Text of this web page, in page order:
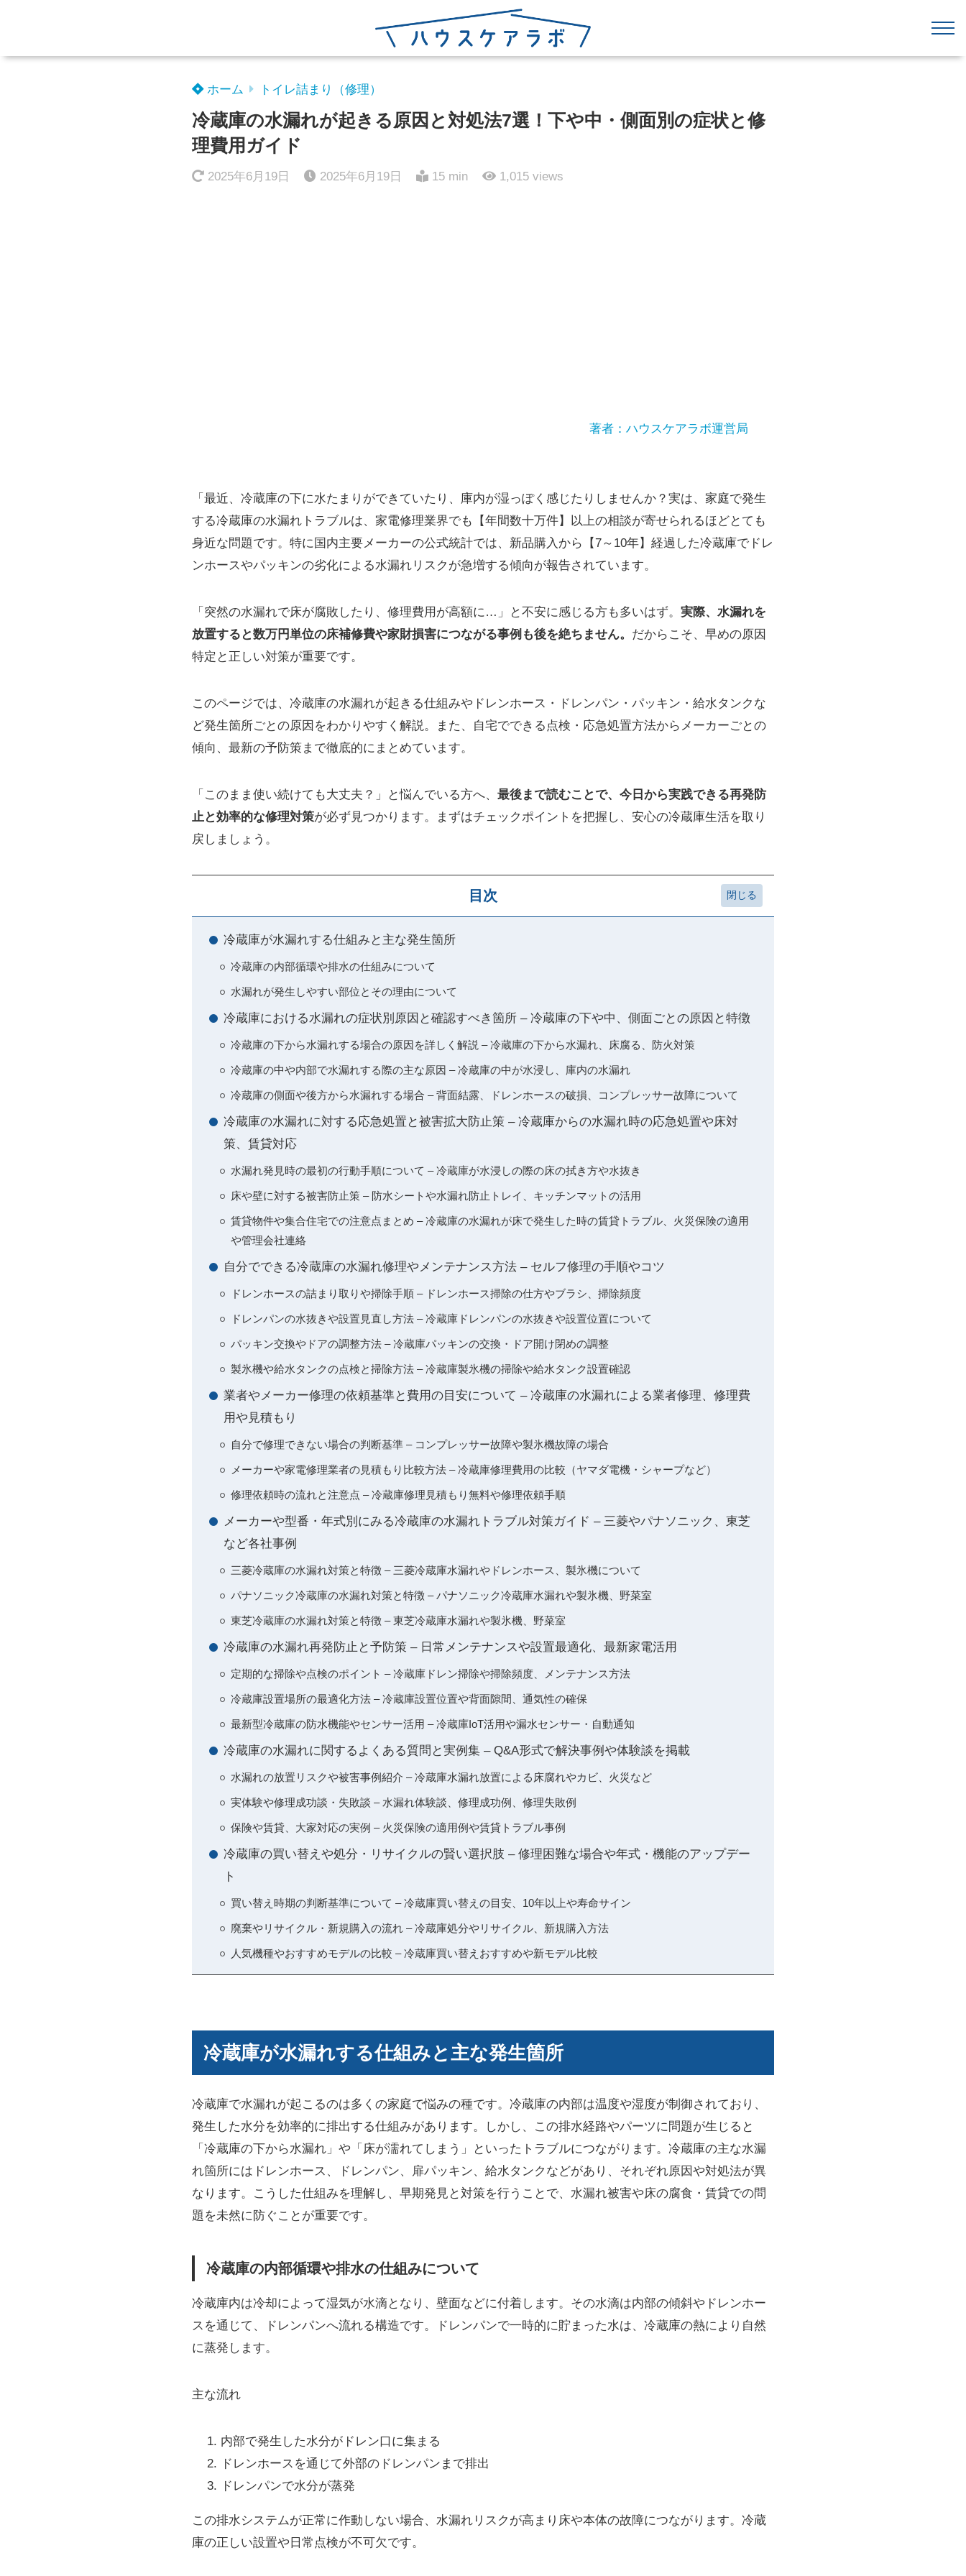
ホーム トイレ詰まり（修理）
冷蔵庫の水漏れが起きる原因と対処法7選！下や中・側面別の症状と修
理費用ガイド
2025年6月19日 2025年6月19日 15 min 1,015 views
著者：ハウスケアラボ運営局
「最近、冷蔵庫の下に水たまりができていたり、庫内が湿っぽく感じたりしませんか？実は、家庭で発生
する冷蔵庫の水漏れトラブルは、家電修理業界でも【年間数十万件】以上の相談が寄せられるほどとても
身近な問題です。特に国内主要メーカーの公式統計では、新品購入から【7～10年】経過した冷蔵庫でドレ
ンホースやパッキンの劣化による水漏れリスクが急増する傾向が報告されています。
「突然の水漏れで床が腐敗したり、修理費用が高額に…」と不安に感じる方も多いはず。 実際、水漏れを
放置すると数万円単位の床補修費や家財損害につながる事例も後を絶ちません。 だからこそ、早めの原因
特定と正しい対策が重要です。
このページでは、冷蔵庫の水漏れが起きる仕組みやドレンホース・ドレンパン・パッキン・給水タンクな
ど発生箇所ごとの原因をわかりやすく解説。また、自宅でできる点検・応急処置方法からメーカーごとの
傾向、最新の予防策まで徹底的にまとめています。
「このまま使い続けても大丈夫？」と悩んでいる方へ、 最後まで読むことで、今日から実践できる再発防
止と効率的な修理対策が必ず見つかります。まずはチェックポイントを把握し、安心の冷蔵庫生活を取り
戻しましょう。
目次
冷蔵庫が水漏れする仕組みと主な発生箇所
冷蔵庫の内部循環や排水の仕組みについて
水漏れが発生しやすい部位とその理由について
冷蔵庫における水漏れの症状別原因と確認すべき箇所 – 冷蔵庫の下や中、側面ごとの原因と特徴
冷蔵庫の下から水漏れする場合の原因を詳しく解説 – 冷蔵庫の下から水漏れ、床腐る、防火対策
冷蔵庫の中や内部で水漏れする際の主な原因 – 冷蔵庫の中が水浸し、庫内の水漏れ
冷蔵庫の側面や後方から水漏れする場合 – 背面結露、ドレンホースの破損、コンプレッサー故障について
冷蔵庫の水漏れに対する応急処置と被害拡大防止策 – 冷蔵庫からの水漏れ時の応急処置や床対
策、賃貸対応
水漏れ発見時の最初の行動手順について – 冷蔵庫が水浸しの際の床の拭き方や水抜き
床や壁に対する被害防止策 – 防水シートや水漏れ防止トレイ、キッチンマットの活用
賃貸物件や集合住宅での注意点まとめ – 冷蔵庫の水漏れが床で発生した時の賃貸トラブル、火災保険の適用
や管理会社連絡
自分でできる冷蔵庫の水漏れ修理やメンテナンス方法 – セルフ修理の手順やコツ
ドレンホースの詰まり取りや掃除手順 – ドレンホース掃除の仕方やブラシ、掃除頻度
ドレンパンの水抜きや設置見直し方法 – 冷蔵庫ドレンパンの水抜きや設置位置について
パッキン交換やドアの調整方法 – 冷蔵庫パッキンの交換・ドア開け閉めの調整
製氷機や給水タンクの点検と掃除方法 – 冷蔵庫製氷機の掃除や給水タンク設置確認
業者やメーカー修理の依頼基準と費用の目安について – 冷蔵庫の水漏れによる業者修理、修理費
用や見積もり
自分で修理できない場合の判断基準 – コンプレッサー故障や製氷機故障の場合
メーカーや家電修理業者の見積もり比較方法 – 冷蔵庫修理費用の比較（ヤマダ電機・シャープなど）
修理依頼時の流れと注意点 – 冷蔵庫修理見積もり無料や修理依頼手順
メーカーや型番・年式別にみる冷蔵庫の水漏れトラブル対策ガイド – 三菱やパナソニック、東芝
など各社事例
三菱冷蔵庫の水漏れ対策と特徴 – 三菱冷蔵庫水漏れやドレンホース、製氷機について
パナソニック冷蔵庫の水漏れ対策と特徴 – パナソニック冷蔵庫水漏れや製氷機、野菜室
東芝冷蔵庫の水漏れ対策と特徴 – 東芝冷蔵庫水漏れや製氷機、野菜室
冷蔵庫の水漏れ再発防止と予防策 – 日常メンテナンスや設置最適化、最新家電活用
定期的な掃除や点検のポイント – 冷蔵庫ドレン掃除や掃除頻度、メンテナンス方法
冷蔵庫設置場所の最適化方法 – 冷蔵庫設置位置や背面隙間、通気性の確保
最新型冷蔵庫の防水機能やセンサー活用 – 冷蔵庫IoT活用や漏水センサー・自動通知
冷蔵庫の水漏れに関するよくある質問と実例集 – Q&A形式で解決事例や体験談を掲載
水漏れの放置リスクや被害事例紹介 – 冷蔵庫水漏れ放置による床腐れやカビ、火災など
実体験や修理成功談・失敗談 – 水漏れ体験談、修理成功例、修理失敗例
保険や賃貸、大家対応の実例 – 火災保険の適用例や賃貸トラブル事例
冷蔵庫の買い替えや処分・リサイクルの賢い選択肢 – 修理困難な場合や年式・機能のアップデー
ト
買い替え時期の判断基準について – 冷蔵庫買い替えの目安、10年以上や寿命サイン
廃棄やリサイクル・新規購入の流れ – 冷蔵庫処分やリサイクル、新規購入方法
人気機種やおすすめモデルの比較 – 冷蔵庫買い替えおすすめや新モデル比較
冷蔵庫が水漏れする仕組みと主な発生箇所
冷蔵庫で水漏れが起こるのは多くの家庭で悩みの種です。冷蔵庫の内部は温度や湿度が制御されており、
発生した水分を効率的に排出する仕組みがあります。しかし、この排水経路やパーツに問題が生じると
「冷蔵庫の下から水漏れ」や「床が濡れてしまう」といったトラブルにつながります。冷蔵庫の主な水漏
れ箇所にはドレンホース、ドレンパン、扉パッキン、給水タンクなどがあり、それぞれ原因や対処法が異
なります。こうした仕組みを理解し、早期発見と対策を行うことで、水漏れ被害や床の腐食・賃貸での問
題を未然に防ぐことが重要です。
冷蔵庫の内部循環や排水の仕組みについて
冷蔵庫内は冷却によって湿気が水滴となり、壁面などに付着します。その水滴は内部の傾斜やドレンホー
スを通じて、ドレンパンへ流れる構造です。ドレンパンで一時的に貯まった水は、冷蔵庫の熱により自然
に蒸発します。
主な流れ
内部で発生した水分がドレン口に集まる
ドレンホースを通じて外部のドレンパンまで排出
ドレンパンで水分が蒸発
この排水システムが正常に作動しない場合、水漏れリスクが高まり床や本体の故障につながります。冷蔵
庫の正しい設置や日常点検が不可欠です。